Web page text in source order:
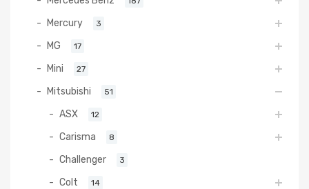
Mercury 3
MG 17
Mini 27
Mitsubishi 51
ASX 12
Carisma 8
Challenger 3
Colt 14